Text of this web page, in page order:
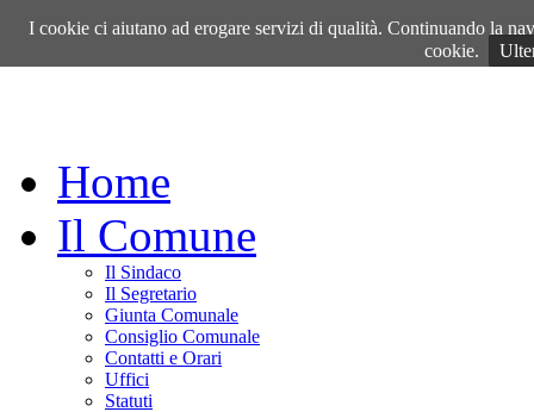
Domenica, 09 Agosto 2026
Home
Il Comune
Il Sindaco
Il Segretario
Giunta Comunale
Consiglio Comunale
Contatti e Orari
Uffici
Statuti
I cookie ci aiutano ad erogare servizi di qualità. Continuando la
cookie.